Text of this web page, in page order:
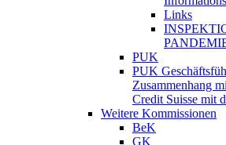
Links
PUK
PUK
Zusammenhang
Credit Suisse mit
Weitere Kommissionen
BeK
GK